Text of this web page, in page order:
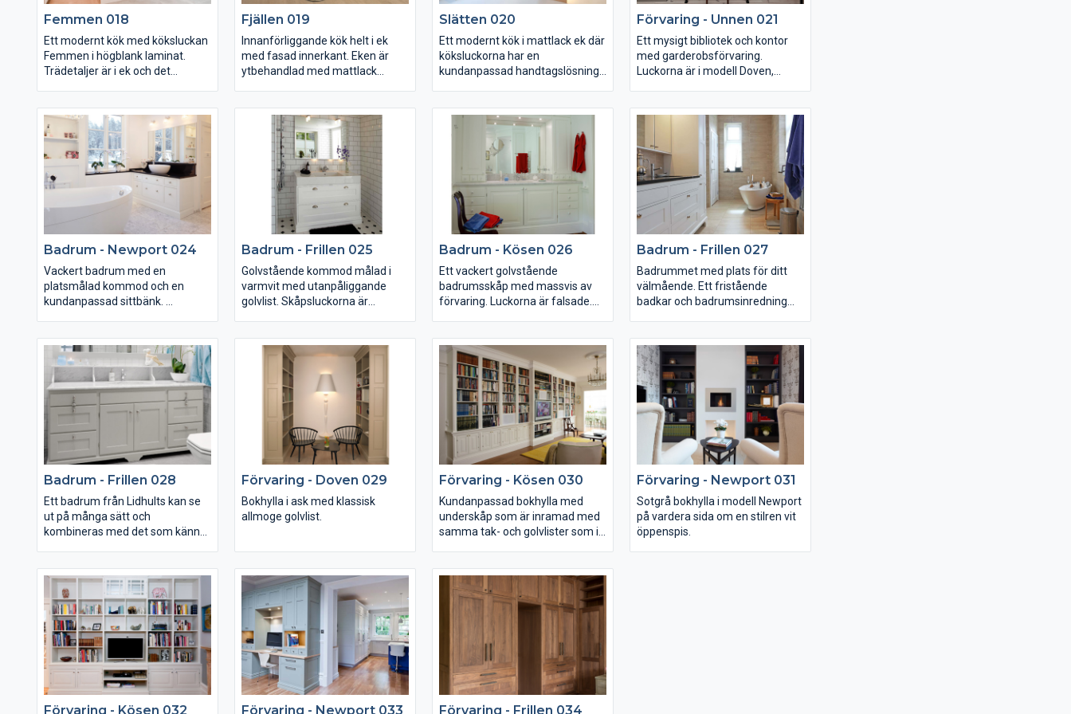
matplatsen till den upphöjda
köksdelen.
Femmen 018
Ett modernt kök med köksluckan
Femmen i högblank laminat.
Trädetaljer är i ek och det
i lådorna.
Bakom diskhon ser ni ett
stänkskydd i glas från bänk till
tak med RGB-belysning som kan
skifta färg. Till höger om
stänkskyddet är det ett
bänkstående jalusi med rostfri
laminat. Maskinparken är från
Miele och fläkten är infälld i taket.
Fjällen 019
Innanförliggande kök helt i ek
med fasad innerkant. Eken är
ytbehandlad med mattlack
Alla vitvaror kommer från NEFF.
Bänkskivorna är i svart polerad
granit med slipad, respektive
råhuggen kant. Stänkskyddet
med motiv är i glas och
handtagen i rostfri krom.
Slätten 020
Ett modernt kök i mattlack ek där
köksluckorna har en
kundanpassad handtagslösning.
Den snygga fläkten är från Elica
och diskhon är från Franke.
Hyllorna på väggen har dold
upphängning och belysning
undertill. Köksön har en stor ren
bänkyta och belysning under
skåpen.
Förvaring - Unnen 021
Ett mysigt bibliotek och kontor
med garderobsförvaring.
Luckorna är i modell Doven,
ger en snygg detalj på en
innanförliggande lucka.
Badrum - Newport 024
Vackert badrum med en
platsmålad kommod och en
kundanpassad sittbänk.
badkarsblandaren är monterad i
golvet. Bänkskivan är i svart
blankpolerad granit, handfatet i
porslin och knopparna i krom.
Badrum - Frillen 025
Golvstående kommod målad i
varmvit med utanpåliggande
golvlist. Skåpsluckorna är
belysningsarmaturer i överkant
och tvättställ i porslin.
Badrum - Kösen 026
Ett vackert golvstående
badrumsskåp med massvis av
förvaring. Luckorna är falsade.
Stor vägghängd spegel med
infällda spotlights i överskåp.
Bänkstående skåp på vardera
sida om porslinshandfatet med
små lådor för accessoarer.
Knopparna är i porslin.
Badrum - Frillen 027
Badrummet med plats för ditt
välmående. Ett fristående
badkar och badrumsinredning
Badrum - Frillen 028
Ett badrum från Lidhults kan se
ut på många sätt och
kombineras med det som känns
Carrara marmor.
Förvaring - Doven 029
Bokhylla i ask med klassisk
allmoge golvlist.
Förvaring - Kösen 030
Kundanpassad bokhylla med
underskåp som är inramad med
samma tak- och golvlister som i
Förvaring - Newport 031
Sotgrå bokhylla i modell Newport
på vardera sida om en stilren vit
öppenspis.
Förvaring - Kösen 032 Förvaring - Newport 033 Förvaring - Frillen 034